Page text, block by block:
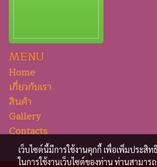
MENU
Home
เกี่ยวกับเรา
สินค้า
Gallery
Contacts
เว็บไซต์นี้มีการใช้งานคุกกี้ เพื่อเพิ่มประ
ในการใช้งานเว็บไซต์ของท่าน ท่านสามาร